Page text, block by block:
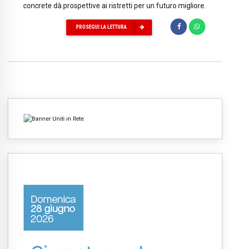
concrete dà prospettive ai ristretti per un futuro migliore.
PROSEGUI LA LETTURA